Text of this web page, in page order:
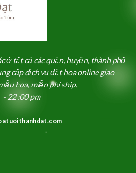
ở tất cả các quận, huyện, thành phố
cấp dịch vụ đặt hoa online giao
hoa, miễn phí ship.
22 :00 pm